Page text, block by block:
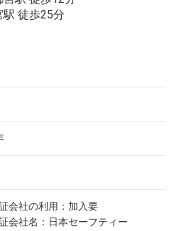
徒歩25分
会社の利用：加入要
会社名：日本セーフティー